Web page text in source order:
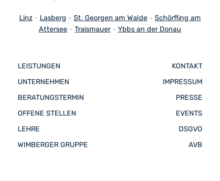
Linz - Lasberg - St. Georgen am Walde - Schörfling am
Attersee - Traismauer- Ybbs an der Donau
LEISTUNGEN
UNTERNEHMEN
BERATUNGSTERMIN
OFFENE STELLEN
LEHRE
WIMBERGER GRUPPE
KONTAKT
IMPRESSUM
PRESSE
EVENTS
DSGVO
AVB